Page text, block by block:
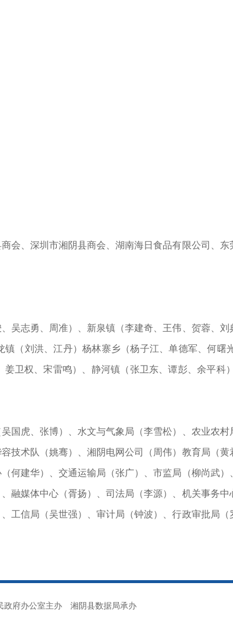
、深圳市湘阴县商会、湖南海日食品有限公司、东
志勇、周准）、新泉镇（李建奇、王伟、贺蓉、刘
（刘洪、江丹）杨林寨乡（杨子江、单德军、何
卫权、宋雷鸣）、静河镇（张卫东、谭彭、余平
虎、张博）、水文与气象局（李雪松）、农业农村
技术队（姚骞）、湘阴电网公司（周伟）教育局（
何建华）、交通运输局（张广）、市监局（柳尚武
融媒体中心（胥扬）、司法局（李源）、机关事务
工信局（吴世强）、审计局（钟波）、行政审批局
政府办公室主办
湘阴县数据局承办